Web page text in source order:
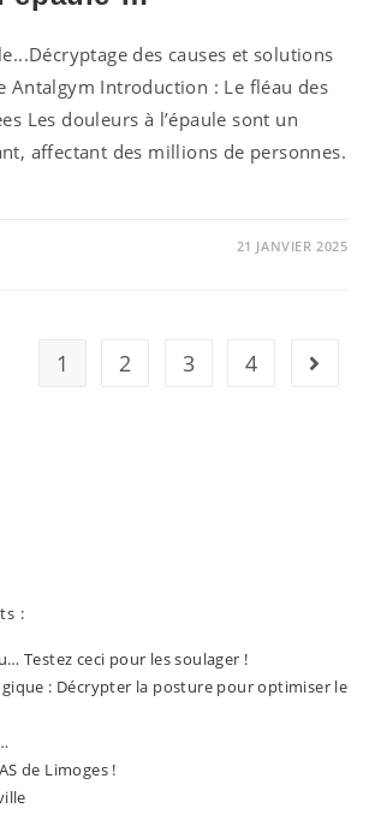
des causes et solutions
Antalgym Introduction : Le fléau des
Les douleurs à l’épaule sont un
affectant des millions de personnes.
21 JANVIER 2025
1 2 3 4 Aller à
:
Testez ceci pour les soulager !
: Décrypter la posture pour optimiser le
de Limoges !